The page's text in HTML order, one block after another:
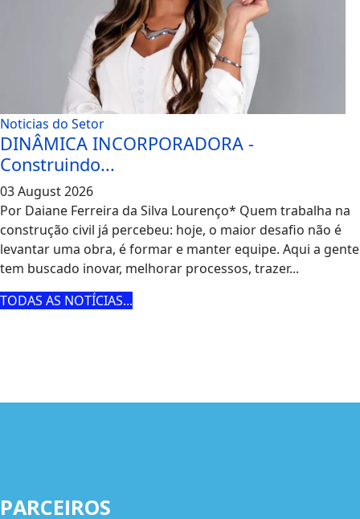
Noticias do Setor
DINÂMICA INCORPORADORA -
Construindo...
03 August 2026
Por Daiane Ferreira da Silva Lourenço* Quem trabalha na
construção civil já percebeu: hoje, o maior desafio não é
levantar uma obra, é formar e manter equipe. Aqui a gente
tem buscado inovar, melhorar processos, trazer...
TODAS AS NOTÍCIAS...
PARCEIROS